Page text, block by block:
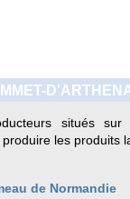
situés
produire les produits
de Normandie